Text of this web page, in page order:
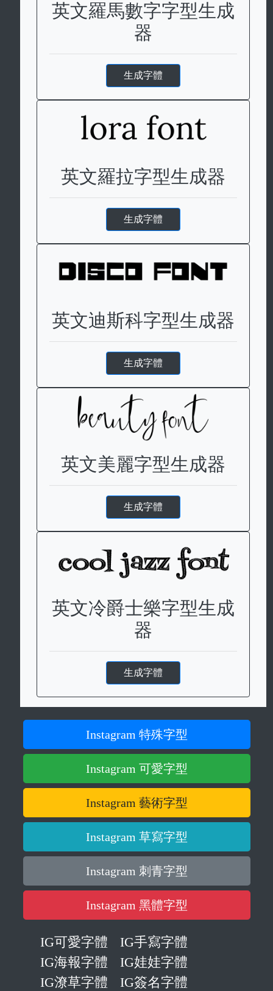
英文羅馬數字字型生成
器
生成字體
英文羅拉字型生成器
生成字體
英文迪斯科字型生成器
生成字體
英文美麗字型生成器
生成字體
英文冷爵士樂字型生成
器
生成字體
Instagram 特殊字型
Instagram 可愛字型
Instagram 藝術字型
Instagram 草寫字型
Instagram 刺青字型
Instagram 黑體字型
IG可愛字體
IG手寫字體
IG海報字體
IG娃娃字體
IG潦草字體
IG簽名字體